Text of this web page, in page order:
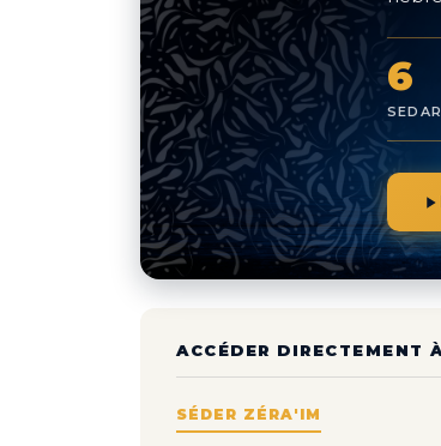
6
ACCÉDER DIRECTEMENT
SÉDER ZÉRA'IM